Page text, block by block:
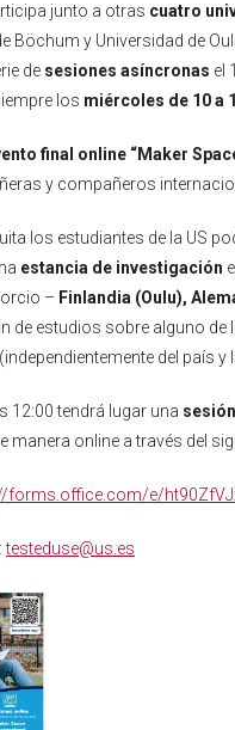
junto a otras cuatro
Böchum y Universidad de
de sesiones asíncronas el
los miércoles de 10 a
final online “Maker
y compañeros
los estudiantes de la US
estancia de investigación
– Finlandia (Oulu),
de estudios sobre alguno
(independientemente del país
12:00 tendrá lugar una
manera online a través del
forms.office.com/e/
testeduse@us.es